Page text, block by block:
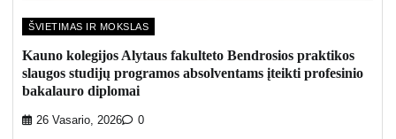
ŠVIETIMAS IR MOKSLAS
Kauno kolegijos Alytaus fakulteto Bendrosios praktikos
slaugos studijų programos absolventams įteikti profesinio
bakalauro diplomai
26 Vasario, 2026 0